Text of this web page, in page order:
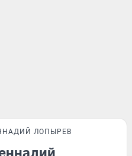
ЛОПЫРЕВ